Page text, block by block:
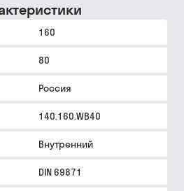
160
80
Россия
140.160.WB40
Внутренний
DIN 69871